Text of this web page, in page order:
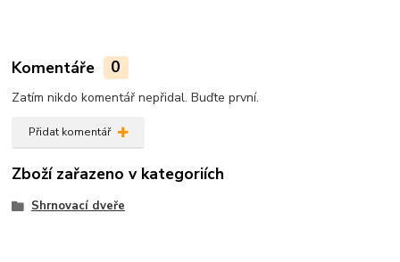
Komentáře 0
Zatím nikdo komentář nepřidal. Buďte první.
Přidat komentář
Zboží zařazeno v kategoriích
Shrnovací dveře